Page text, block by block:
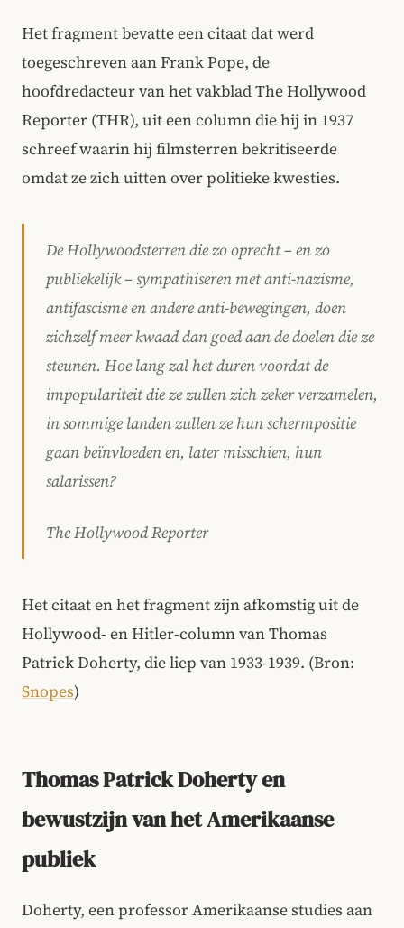
Het fragment bevatte een citaat dat werd
toegeschreven aan Frank Pope, de
hoofdredacteur van het vakblad The Hollywood
Reporter (THR), uit een column die hij in 1937
schreef waarin hij filmsterren bekritiseerde
omdat ze zich uitten over politieke kwesties.
De Hollywoodsterren die zo oprecht – en zo
publiekelijk – sympathiseren met anti-nazisme,
antifascisme en andere anti-bewegingen, doen
zichzelf meer kwaad dan goed aan de doelen die ze
steunen. Hoe lang zal het duren voordat de
impopulariteit die ze zullen zich zeker verzamelen,
in sommige landen zullen ze hun schermpositie
gaan beïnvloeden en, later misschien, hun
salarissen?
The Hollywood Reporter
Het citaat en het fragment zijn afkomstig uit de
Hollywood- en Hitler-column van Thomas
Patrick Doherty, die liep van 1933-1939. (Bron:
Snopes)
Thomas Patrick Doherty en
bewustzijn van het Amerikaanse
publiek
Doherty, een professor Amerikaanse studies aan